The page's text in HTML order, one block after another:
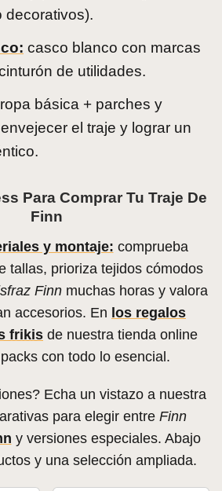
decorativos).
casco blanco con marcas
de utilidades.
ropa básica + parches y
el traje y lograr un
Para Comprar Tu Traje De
Finn
y montaje: comprueba
tallas, prioriza tejidos cómodos
Finn muchas horas y valora
accesorios. En los regalos
frikis de nuestra tienda online
con todo lo esencial.
Echa un vistazo a nuestra
para elegir entre Finn
y versiones especiales. Abajo
y una selección ampliada.